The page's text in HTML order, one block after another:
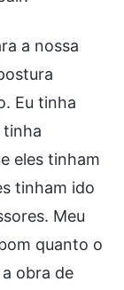
a nossa
Eu tinha
tinha
eles tinham
tinham ido
Meu
quanto o
obra de